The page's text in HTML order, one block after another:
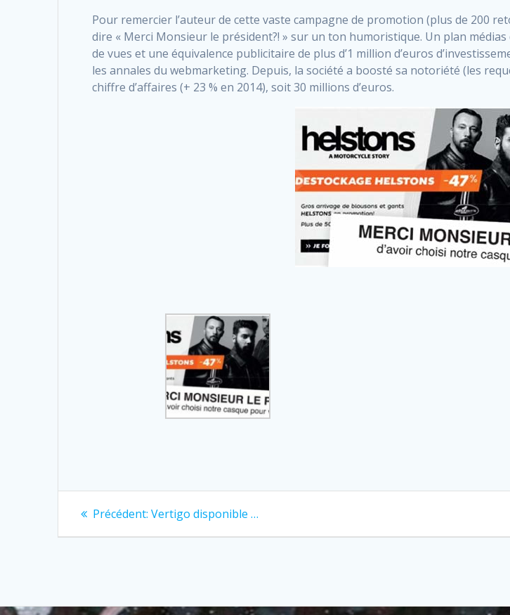
Pour remercier l’auteur de cette vaste campagne de promotion (plus de 200
dire « Merci Monsieur le président?! » sur un ton humoristique. Un plan
de vues et une équivalence publicitaire de plus d’1 million d’euros
les annales du webmarketing. Depuis, la société a boosté sa notoriété (les
chiffre d’affaires (+ 23 % en 2014), soit 30 millions d’euros.
Navigation
de
Précédent: Previous
Vertigo disponible …